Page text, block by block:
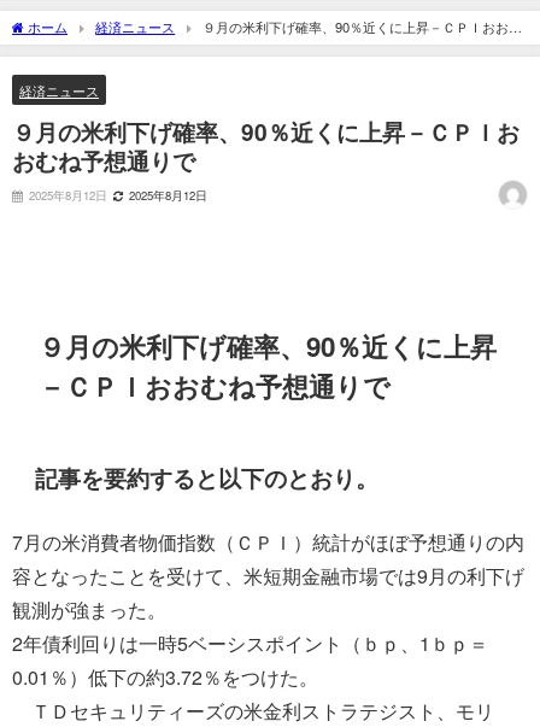
ホーム 経済ニュース
９月の米利下げ確率、90％近くに上昇－ＣＰＩおおむ
ね予想通りで
経済ニュース
９月の米利下げ確率、90％近くに上昇－ＣＰＩお
おむね予想通りで
2025年8月12日 2025年8月12日
９月の米利下げ確率、90％近くに上昇
－ＣＰＩおおむね予想通りで
記事を要約すると以下のとおり。
7月の米消費者物価指数（ＣＰＩ）統計がほぼ予想通りの内
容となったことを受けて、米短期金融市場では9月の利下げ
観測が強まった。
2年債利回りは一時5ベーシスポイント（ｂｐ、1ｂｐ＝
0.01％）低下の約3.72％をつけた。
ＴＤセキュリティーズの米金利ストラテジスト、モリ